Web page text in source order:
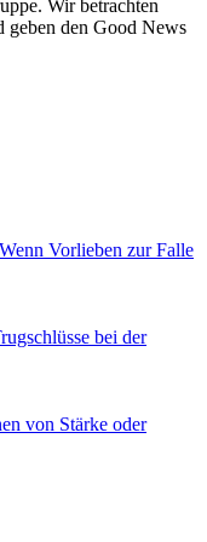
Akku kompatibel mit
der Serie PARKSIDE
Stange), versch. Farben:
Taupe, Hellgrau – ab
Wir betrachten
geben den Good News
Vorlieben zur Falle
bei der
von Stärke oder